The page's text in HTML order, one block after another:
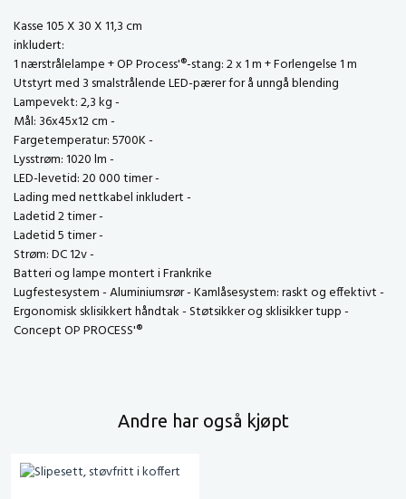
Kasse 105 X 30 X 11,3 cm
inkludert:
1 nærstrålelampe + OP Process'®-stang: 2 x 1 m + Forlengelse 1 m
Utstyrt med 3 smalstrålende LED-pærer for å unngå blending
Lampevekt: 2,3 kg -
Mål: 36x45x12 cm -
Fargetemperatur: 5700K -
Lysstrøm: 1020 lm -
LED-levetid: 20 000 timer -
Lading med nettkabel inkludert -
Ladetid 2 timer -
Ladetid 5 timer -
Strøm: DC 12v -
Batteri og lampe montert i Frankrike
Lugfestesystem - Aluminiumsrør - Kamlåsesystem: raskt og effektivt -
Ergonomisk sklisikkert håndtak - Støtsikker og sklisikker tupp -
Concept OP PROCESS'®
Andre har også kjøpt